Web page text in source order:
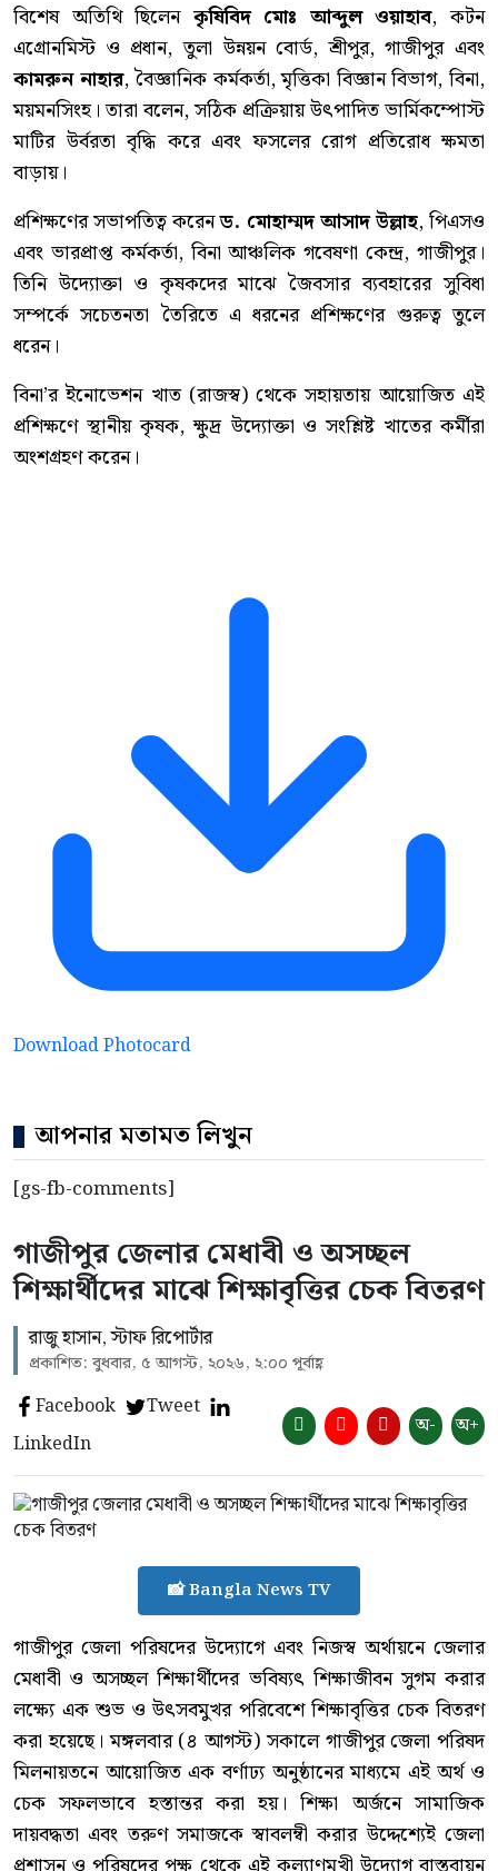
বিশেষ অতিথি ছিলেনকৃষিবিদ মোঃ আব্দুল ওয়াহাব, কটন
এগ্রোনমিস্ট ও প্রধান, তুলা উন্নয়ন বোর্ড, শ্রীপুর, গাজীপুর এবং
কামরুন নাহার, বৈজ্ঞানিক কর্মকর্তা, মৃত্তিকা বিজ্ঞান বিভাগ, বিনা,
ময়মনসিংহ। তারা বলেন, সঠিক প্রক্রিয়ায় উৎপাদিত ভার্মিকম্পোস্ট
মাটির উর্বরতা বৃদ্ধি করে এবং ফসলের রোগ প্রতিরোধ ক্ষমতা
বাড়ায়।
প্রশিক্ষণের সভাপতিত্ব করেনড. মোহাম্মদ আসাদ উল্লাহ, পিএসও
এবং ভারপ্রাপ্ত কর্মকর্তা, বিনা আঞ্চলিক গবেষণা কেন্দ্র, গাজীপুর।
তিনি উদ্যোক্তা ও কৃষকদের মাঝে জৈবসার ব্যবহারের সুবিধা
সম্পর্কে সচেতনতা তৈরিতে এ ধরনের প্রশিক্ষণের গুরুত্ব তুলে
ধরেন।
বিনা’র ইনোভেশন খাত (রাজস্ব) থেকে সহায়তায় আয়োজিত এই
প্রশিক্ষণে স্থানীয় কৃষক, ক্ষুদ্র উদ্যোক্তা ও সংশ্লিষ্ট খাতের কর্মীরা
অংশগ্রহণ করেন।
Download Photocard
আপনার মতামত লিখুন
[gs-fb-comments]
গাজীপুর জেলার মেধাবী ও অসচ্ছল
শিক্ষার্থীদের মাঝে শিক্ষাবৃত্তির চেক বিতরণ
রাজু হাসান, স্টাফ রিপোর্টার
প্রকাশিত: বুধবার, ৫ আগস্ট, ২০২৬, ২:০০ পূর্বাহ্ণ
Facebook
Tweet
LinkedIn
অ- অ+
📸 Bangla News TV
গাজীপুর জেলা পরিষদের উদ্যোগে এবং নিজস্ব অর্থায়নে জেলার
মেধাবী ও অসচ্ছল শিক্ষার্থীদের ভবিষ্যৎ শিক্ষাজীবন সুগম করার
লক্ষ্যে এক শুভ ও উৎসবমুখর পরিবেশে শিক্ষাবৃত্তির চেক বিতরণ
করা হয়েছে। মঙ্গলবার (৪ আগস্ট) সকালে গাজীপুর জেলা পরিষদ
মিলনায়তনে আয়োজিত এক বর্ণাঢ্য অনুষ্ঠানের মাধ্যমে এই অর্থ ও
চেক সফলভাবে হস্তান্তর করা হয়। শিক্ষা অর্জনে সামাজিক
দায়বদ্ধতা এবং তরুণ সমাজকে স্বাবলম্বী করার উদ্দেশ্যেই জেলা